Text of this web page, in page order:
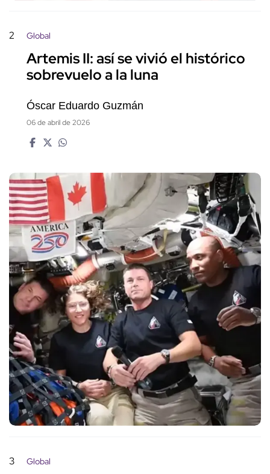
2 Global
Artemis II: así se vivió el histórico
sobrevuelo a la luna
Óscar Eduardo Guzmán
06 de abril de 2026
3 Global